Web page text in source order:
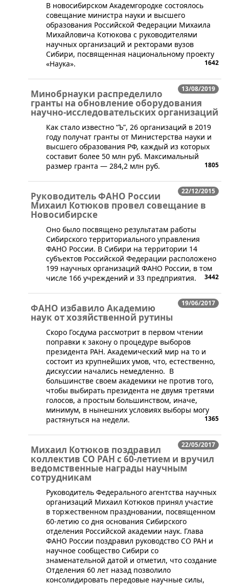
​В новосибирском Академгородке состоялось
совещание министра науки и высшего
образования Российской Федерации Михаила
Михайловича Котюкова с руководителями
научных организаций и ректорами вузов
Сибири, посвященная национальному проекту
«Наука».
1642
13/08/2019
Минобрнауки распределило
гранты на обновление оборудования
научно-исследовательских организаций
​Как стало известно “Ъ”, 26 организаций в 2019
году получат гранты от Министерства науки и
высшего образования РФ, каждый из которых
составит более 50 млн руб. Максимальный
размер гранта — 284,2 млн руб.
1805
22/12/2015
Руководитель ФАНО России
Михаил Котюков провел совещание в
Новосибирске
Оно было посвящено результатам работы
Сибирского территориального управления
ФАНО России. В Сибири на территории 14
субъектов Российской Федерации расположено
199 научных организаций ФАНО России, в том
числе 166 учреждений и 33 предприятия.
3442
19/06/2017
ФАНО избавило Академию
наук от хозяйственной рутины
Скоро Госдума рассмотрит в первом чтении
поправки к закону о процедуре выборов
президента РАН. Академический мир на то и
состоит из крупнейших умов, что, естественно,
дискуссии начались немедленно. В
большинстве своем академики не против того,
чтобы выбирать президента не двумя третями
голосов, а простым большинством, иначе,
минимум, в нынешних условиях выборы могу
растянуться на недели.
1365
22/05/2017
Михаил Котюков поздравил
коллектив СО РАН с 60-летием и вручил
ведомственные награды научным
сотрудникам
Руководитель Федерального агентства научных
организаций Михаил Котюков принял участие
в торжественном праздновании, посвященном
60-летию со дня основания Сибирского
отделения Российской академии наук. Глава
ФАНО России поздравил руководство СО РАН и
научное сообщество Сибири со
знаменательной датой и отметил, что создание
Отделения 60 лет назад позволило
консолидировать передовые научные силы,